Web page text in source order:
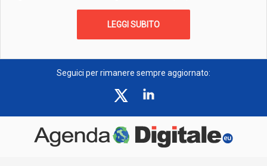
LEGGI SUBITO
Seguici per rimanere sempre aggiornato: